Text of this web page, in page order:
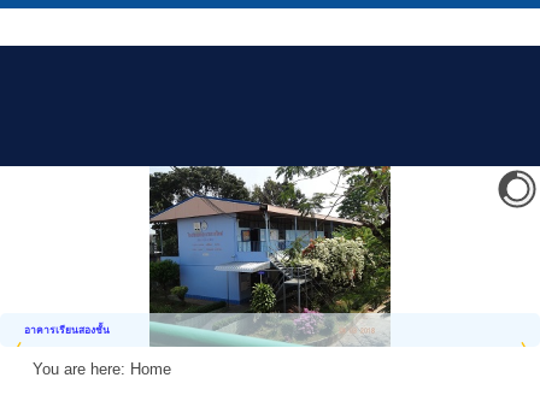
อาคารเรียนสองชั้น
You are here: Home